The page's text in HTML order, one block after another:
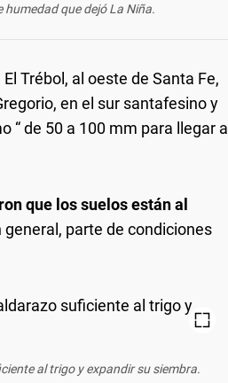
que dejó La Niña.
Trébol, al oeste de Santa Fe,
en el sur santafesino y
“ de 50 a 100 mm para llegar a
que los suelos están al
parte de condiciones
al trigo y expandir su siembra.